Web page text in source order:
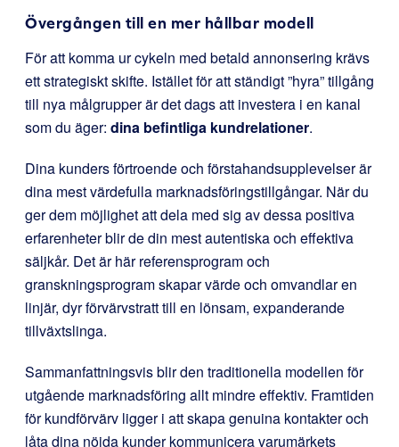
Övergången till en mer hållbar modell
För att komma ur cykeln med betald annonsering krävs
ett strategiskt skifte. Istället för att ständigt ”hyra” tillgång
till nya målgrupper är det dags att investera i en kanal
som du äger: dina befintliga kundrelationer.
Dina kunders förtroende och förstahandsupplevelser är
dina mest värdefulla marknadsföringstillgångar. När du
ger dem möjlighet att dela med sig av dessa positiva
erfarenheter blir de din mest autentiska och effektiva
säljkår. Det är här referensprogram och
granskningsprogram skapar värde och omvandlar en
linjär, dyr förvärvstratt till en lönsam, expanderande
tillväxtslinga.
Sammanfattningsvis blir den traditionella modellen för
utgående marknadsföring allt mindre effektiv. Framtiden
för kundförvärv ligger i att skapa genuina kontakter och
låta dina nöjda kunder kommunicera varumärkets